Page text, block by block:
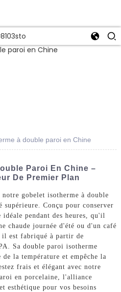
à double paroi en Chine
Paroi En Chine –
De Premier Plan
gobelet isotherme à double
Conçu pour conserver
idéale pendant des heures, qu'il
chaude journée d'été ou d'un café
est fabriqué à partir de
Sa double paroi isotherme
la température et empêche la
frais et élégant avec notre
en porcelaine, l'alliance
esthétique pour vos besoins